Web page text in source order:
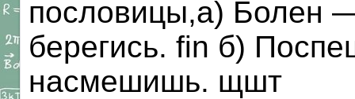
пословицы,а) Болен
берегись. fin б)
насмешишь. щшт